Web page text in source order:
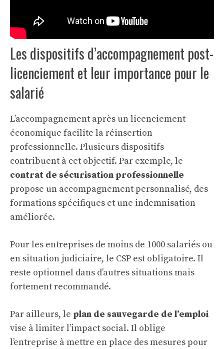
Les dispositifs d’accompagnement post-
licenciement et leur importance pour le
salarié
L’accompagnement après un licenciement
économique facilite la réinsertion
professionnelle. Plusieurs dispositifs
contribuent à cet objectif. Par exemple, le
contrat de sécurisation professionnelle
propose un accompagnement personnalisé, des
formations spécifiques et une indemnisation
améliorée.
Pour les entreprises de moins de 1000 salariés ou
en situation judiciaire, le CSP est obligatoire. Il
reste optionnel dans d’autres situations mais
fortement recommandé.
Par ailleurs, le plan de sauvegarde de l’emploi
vise à limiter l’impact social. Il oblige
l’entreprise à mettre en place des mesures pour